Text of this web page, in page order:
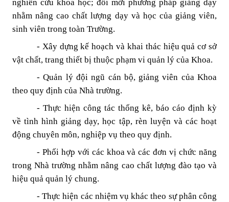
nghiên cứu khoa học; đổi mới phương pháp giảng dạy
nhằm nâng cao chất lượng dạy và học của giảng viên,
sinh viên trong toàn Trường.
- Xây dựng kế hoạch và khai thác hiệu quả cơ sở
vật chất, trang thiết bị thuộc phạm vi quản lý của Khoa.
- Quản lý đội ngũ cán bộ, giảng viên của Khoa
theo quy định của Nhà trường.
- Thực hiện công tác thống kê, báo cáo định kỳ
về tình hình giảng dạy, học tập, rèn luyện và các hoạt
động chuyên môn, nghiệp vụ theo quy định.
- Phối hợp với các khoa và các đơn vị chức năng
trong Nhà trường nhằm nâng cao chất lượng đào tạo và
hiệu quả quản lý chung.
- Thực hiện các nhiệm vụ khác theo sự phân công